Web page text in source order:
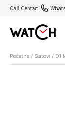
Call Centar:
Početna / Satovi / D1